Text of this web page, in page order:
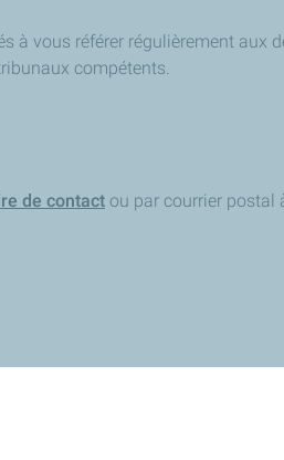
à vous référer régulièrement aux
compétents.
de contact ou par courrier postal